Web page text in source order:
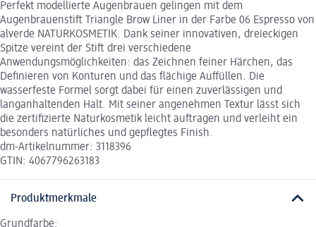
Perfekt modellierte Augenbrauen gelingen mit dem
Augenbrauenstift Triangle Brow Liner in der Farbe 06 Espresso von
alverde NATURKOSMETIK. Dank seiner innovativen, dreieckigen
Spitze vereint der Stift drei verschiedene
Anwendungsmöglichkeiten: das Zeichnen feiner Härchen, das
Definieren von Konturen und das flächige Auffüllen. Die
wasserfeste Formel sorgt dabei für einen zuverlässigen und
langanhaltenden Halt. Mit seiner angenehmen Textur lässt sich
die zertifizierte Naturkosmetik leicht auftragen und verleiht ein
besonders natürliches und gepflegtes Finish.
dm-Artikelnummer: 3118396
GTIN: 4067796263183
Produktmerkmale
Grundfarbe: